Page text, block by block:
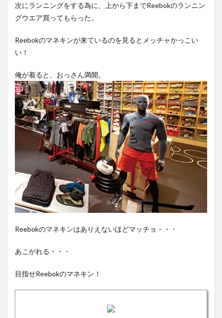
次にランニングをする為に、上から下までReebokのランニン
グウエア買ってもらった。
Reebokのマネキンが来ているのを見るとメッチャかっこい
い！
俺が着ると、おっさん満開。
Reebokのマネキンはありえないほどマッチョ・・・
あこがれる・・・
目指せReebokのマネキン！